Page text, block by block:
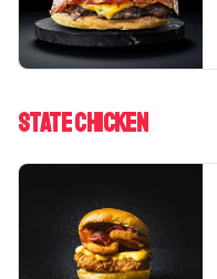
State ChIcken